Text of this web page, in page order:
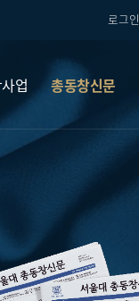
로그인
업 총동창신문